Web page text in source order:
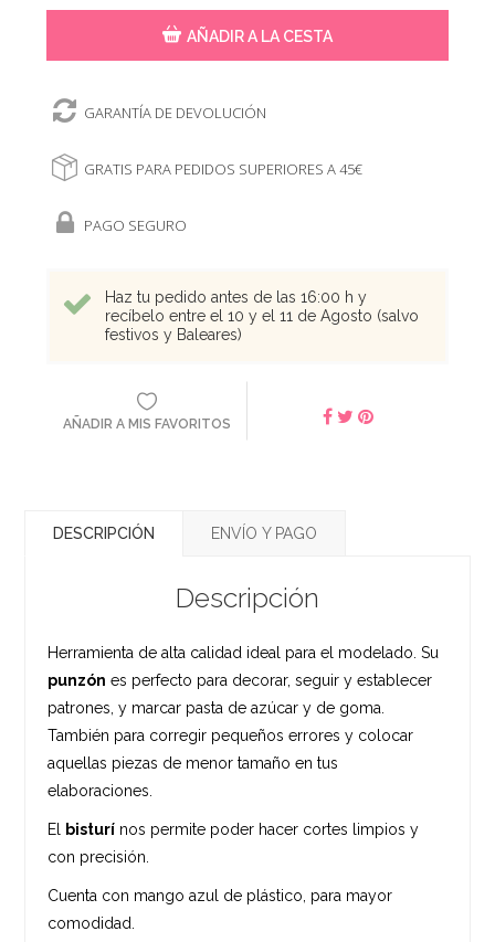
AÑADIR A LA CESTA
GARANTÍA DE DEVOLUCIÓN
GRATIS PARA PEDIDOS SUPERIORES A 45€
PAGO SEGURO
Haz tu pedido antes de las 16:00 h y
recíbelo entre el 10 y el 11 de Agosto (salvo
festivos y Baleares)
AÑADIR A MIS FAVORITOS
DESCRIPCIÓN ENVÍO Y PAGO
Descripción
Herramienta de alta calidad ideal para el modelado. Su
punzón es perfecto para decorar, seguir y establecer
patrones, y marcar pasta de azúcar y de goma.
También para corregir pequeños errores y colocar
aquellas piezas de menor tamaño en tus
elaboraciones.
El bisturí nos permite poder hacer cortes limpios y
con precisión.
Cuenta con mango azul de plástico, para mayor
comodidad.